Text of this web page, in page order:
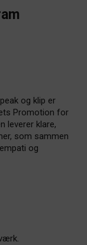
og klip er
Promotion for
leverer klare,
som sammen
og